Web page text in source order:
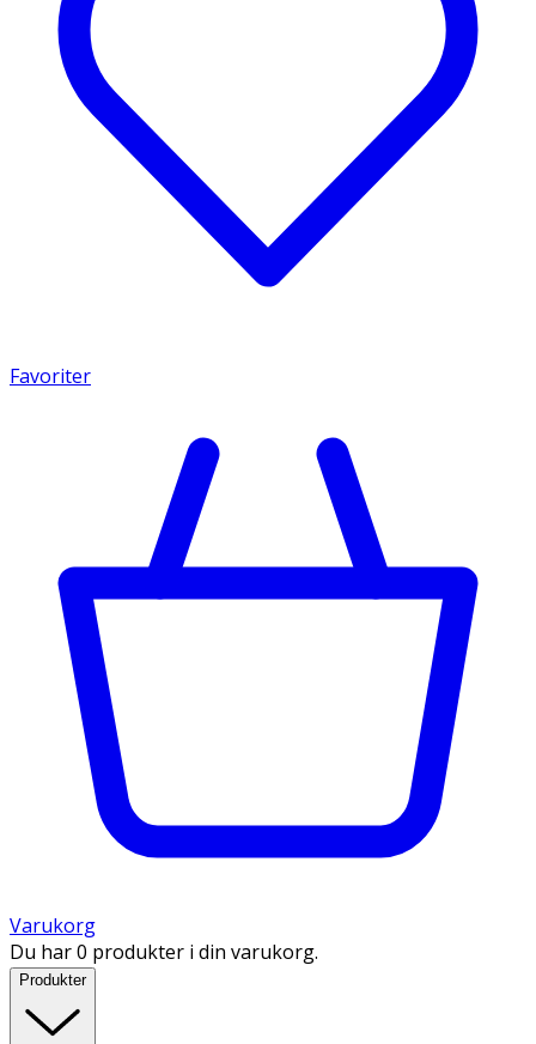
Favoriter
Varukorg
Du har 0 produkter i din varukorg.
Produkter